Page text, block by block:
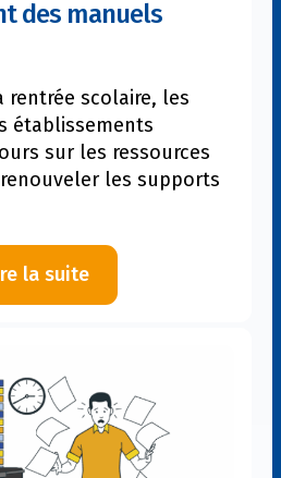
l’Éducation
des manuels
rentrée scolaire, les
établissements
sur les ressources
les supports
la suite:
Budget
renouvellement
des
manuels